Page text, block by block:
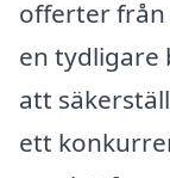
offerter
en tydligare
att
ett